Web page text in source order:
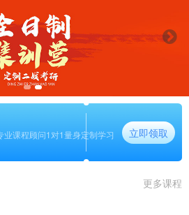
课程顾问1对1量身定制学习
立即领取
更多课程